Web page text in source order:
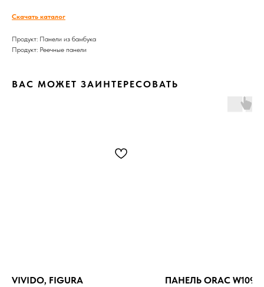
Скачать каталог
Продукт: Панели из бамбука
Продукт: Реечные панели
ВАС МОЖЕТ ЗАИНТЕРЕСОВАТЬ
VIVIDO, FIGURA
ПАНЕЛЬ ORAC W109